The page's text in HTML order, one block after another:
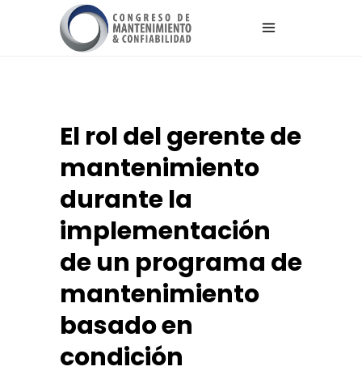
El rol del gerente de
mantenimiento
durante la
implementación
de un programa de
mantenimiento
basado en
condición